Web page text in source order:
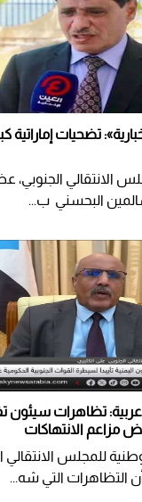
تضحيات إماراتية
الانتقالي الجنوبي،
سالمين البحسني ب...
عربية: تظاهرات
مزاعم الانتهاكات
للمجلس الانتقالي
أن التظاهرات التي شه...